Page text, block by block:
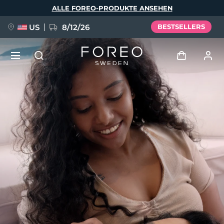
ALLE FOREO-PRODUKTE ANSEHEN
US 8/12/26 BESTSELLERS
Anmelden
Benutzerkonto
Meine Geräte
Meine Bestellungen
Meine Adressen
Meine Abonnements
NEU
FAQ™ Pure Beauty-Tech Elixir
BREAKING NEWS
issa™ Teeth Whitening Set
Sprache
English Deutsch
Español
Français
Italiano
Português
Polski
Svenska
Русский
Türkçe
简体中文 繁體中文